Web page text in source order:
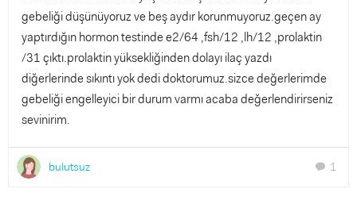
gebeliği düşünüyoruz ve beş aydır korunmuyoruz.geçen ay
yaptırdığın hormon testinde e2/64 ,fsh/12 ,lh/12 ,prolaktin
/31 çıktı.prolaktin yüksekliğinden dolayı ilaç yazdı
diğerlerinde sıkıntı yok dedi doktorumuz.sizce değerlerimde
gebeliği engelleyici bir durum varmı acaba değerlendirirseniz
sevinirim.
bulutsuz chat 1